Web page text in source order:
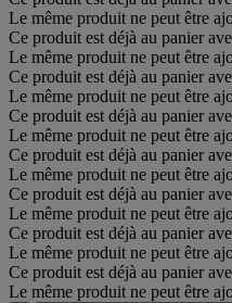
Le même produit ne peut être
Ce produit est déjà au panier
Le même produit ne peut être
Ce produit est déjà au panier
Le même produit ne peut être
Ce produit est déjà au panier
Le même produit ne peut être
Ce produit est déjà au panier
Le même produit ne peut être
Ce produit est déjà au panier
Le même produit ne peut être
Ce produit est déjà au panier
Le même produit ne peut être
Ce produit est déjà au panier
Le même produit ne peut être